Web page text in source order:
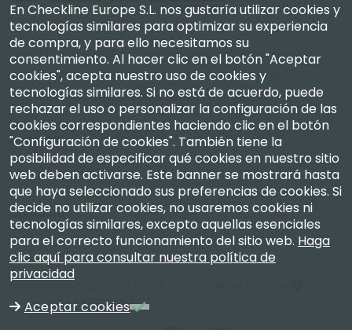
Checkline Europe S.L. — especialistas en el suministro,
la calibración, la certificación y la reparación de
instrumentos de medición de alta precisión.
Empresa
Mi Cuenta
Contacto
CIF n.º B75634758
En Checkline Europe S.L. nos gustaría utilizar cookies y
tecnologías similares para optimizar su experiencia
de compra, y para ello necesitamos su
consentimiento. Al hacer clic en el botón "Aceptar
cookies", acepta nuestro uso de cookies y
tecnologías similares. Si no está de acuerdo, puede
rechazar el uso o personalizar la configuración de las
cookies correspondientes haciendo clic en el botón
"Configuración de cookies". También tiene la
posibilidad de especificar qué cookies en nuestro sitio
web deben activarse. Este banner se mostrará hasta
que haya seleccionado sus preferencias de cookies. Si
decide no utilizar cookies, no usaremos cookies ni
tecnologías similares, excepto aquellas esenciales
para el correcto funcionamiento del sitio web. Haga
clic aquí para consultar nuestra política de
privacidad
Aceptar cookies